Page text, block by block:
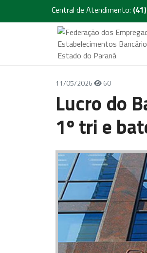
Central de Atendimento:
11/05/2026 60
Lucro do
1º tri e